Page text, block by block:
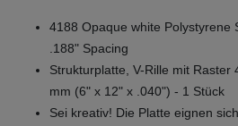
4188 Opaque white Polystyrene
.188" Spacing
Strukturplatte, V-Rille mit Raster
mm (6" x 12" x .040") - 1 Stück
Sei kreativ! Die Platte eignen